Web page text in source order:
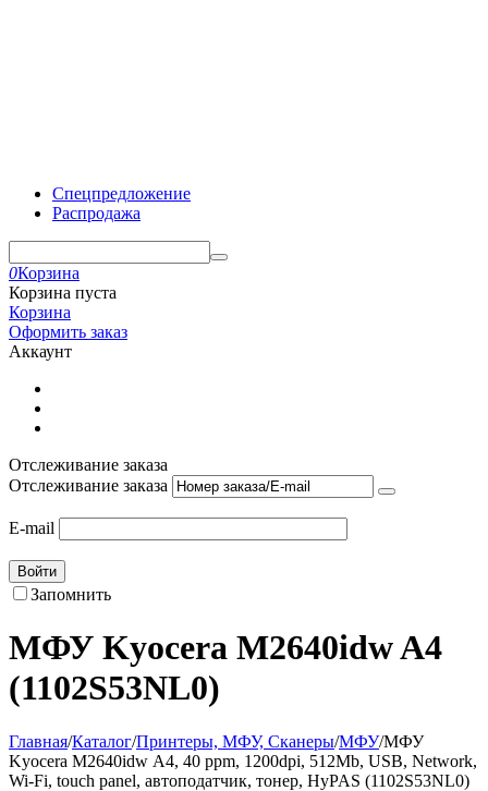
Спецпредложение
Распродажа
0Корзина
Корзина пуста
Корзина
Оформить заказ
Аккаунт
Отслеживание заказа
Отслеживание заказа
E-mail
Войти
Запомнить
МФУ Kyocera M2640idw A4
(1102S53NL0)
Главная/Каталог/Принтеры, МФУ, Сканеры/МФУ/МФУ
Kyocera M2640idw А4, 40 ppm, 1200dpi, 512Mb, USB, Network,
Wi-Fi, touch panel, автоподатчик, тонер, HyPAS (1102S53NL0)